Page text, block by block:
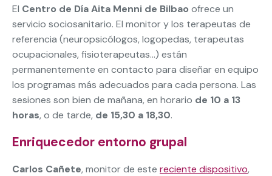
El Centro de Día Aita Menni de Bilbao ofrece un
servicio sociosanitario. El monitor y los terapeutas de
referencia (neuropsicólogos, logopedas, terapeutas
ocupacionales, fisioterapeutas…) están
permanentemente en contacto para diseñar en equipo
los programas más adecuados para cada persona. Las
sesiones son bien de mañana, en horario de 10 a 13
horas, o de tarde, de 15,30 a 18,30.
Enriquecedor entorno grupal
Carlos Cañete, monitor de este reciente dispositivo,